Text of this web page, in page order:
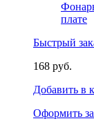
плате
Быстрый
168 руб.
Добавить в
Оформить